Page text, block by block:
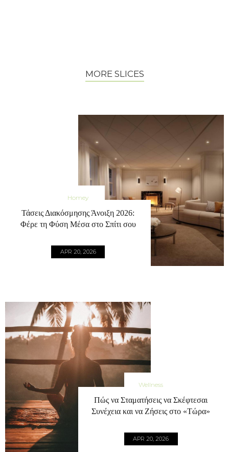
MORE SLICES
Homey
Τάσεις Διακόσμησης Άνοιξη 2026:
Φέρε τη Φύση Μέσα στο Σπίτι σου
APR 20, 2026
Wellness
Πώς να Σταματήσεις να Σκέφτεσαι
Συνέχεια και να Ζήσεις στο «Τώρα»
APR 20, 2026